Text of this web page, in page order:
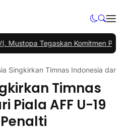
Tegaskan Komitmen PKS
Singkirkan Timnas Indonesia dari
Timnas
Piala AFF U-19